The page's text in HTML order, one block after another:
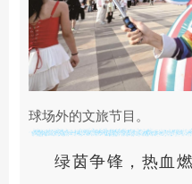
球场外的文旅节目。
绿茵争锋，热血